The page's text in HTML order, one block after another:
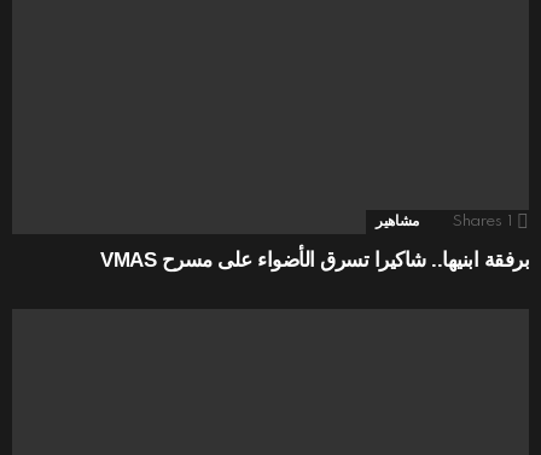
Shares مشاهير
برفقة ابنيها.. شاكيرا تسرق الأضواء على مسرح VMAS